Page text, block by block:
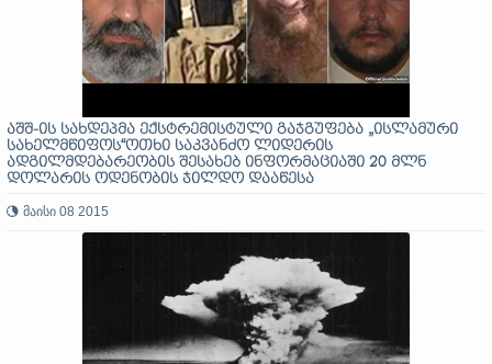
აშშ-ის სახდეპმა ექსტრემისტული გაჯგუფება „ისლამური
სახელმწიფოს“ოთხი საკვანძო ლიდერის
ადგილმდებარეობის შესახებ ინფორმაციაში 20 მლნ
დოლარის ოდენობის ჯილდო დააწესა
მაისი 08 2015